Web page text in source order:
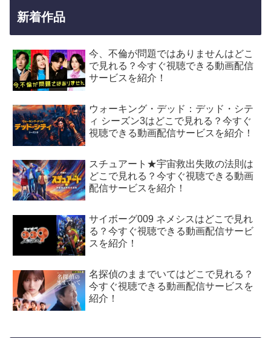
新着作品
今、不倫が問題ではありませんはどこ
で見れる？今すぐ視聴できる動画配信
サービスを紹介！
ウォーキング・デッド：デッド・シテ
ィ シーズン3はどこで見れる？今すぐ
視聴できる動画配信サービスを紹介！
スチュアート★宇宙救出失敗の法則は
どこで見れる？今すぐ視聴できる動画
配信サービスを紹介！
サイボーグ009 ネメシスはどこで見れ
る？今すぐ視聴できる動画配信サービ
スを紹介！
名探偵のままでいてはどこで見れる？
今すぐ視聴できる動画配信サービスを
紹介！